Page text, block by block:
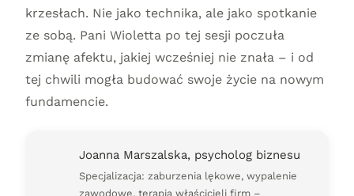
krzesłach. Nie jako technika, ale jako spotkanie
ze sobą. Pani Wioletta po tej sesji poczuła
zmianę afektu, jakiej wcześniej nie znała – i od
tej chwili mogła budować swoje życie na nowym
fundamencie.
Joanna Marszalska, psycholog biznesu
Specjalizacja: zaburzenia lękowe, wypalenie
zawodowe, terapia właścicieli firm –